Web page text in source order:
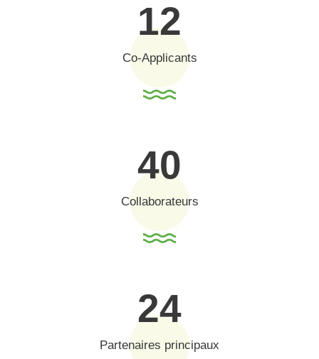
12
Co-Applicants
40
Collaborateurs
24
Partenaires principaux